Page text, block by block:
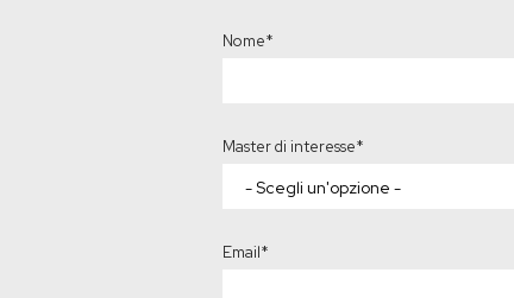
Nome*
Master di interesse*
Email*